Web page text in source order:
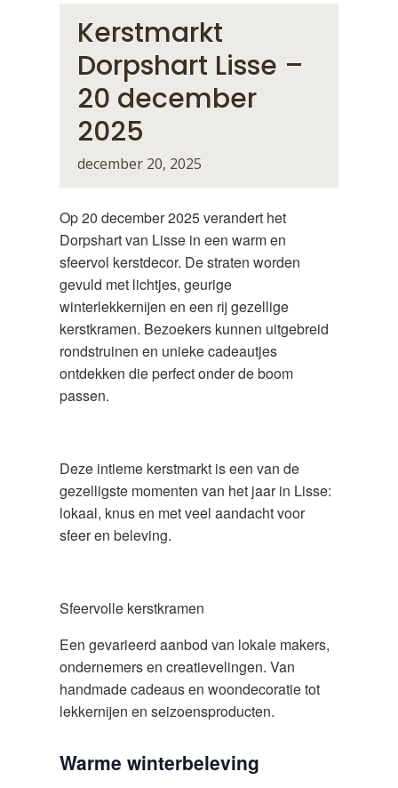
Kerstmarkt
Dorpshart Lisse –
20 december
2025
december 20, 2025
Op 20 december 2025 verandert het
Dorpshart van Lisse in een warm en
sfeervol kerstdecor. De straten worden
gevuld met lichtjes, geurige
winterlekkernijen en een rij gezellige
kerstkramen. Bezoekers kunnen uitgebreid
rondstruinen en unieke cadeautjes
ontdekken die perfect onder de boom
passen.
Deze intieme kerstmarkt is een van de
gezelligste momenten van het jaar in Lisse:
lokaal, knus en met veel aandacht voor
sfeer en beleving.
Sfeervolle kerstkramen
Een gevarieerd aanbod van lokale makers,
ondernemers en creatievelingen. Van
handmade cadeaus en woondecoratie tot
lekkernijen en seizoensproducten.
Warme winterbeleving